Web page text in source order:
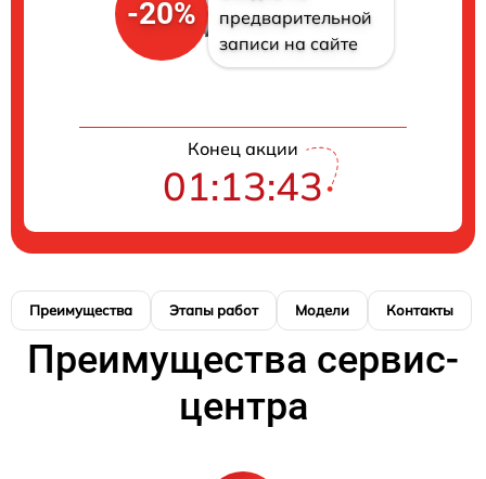
-20%
предварительной
записи на сайте
Конец акции
01:13:41
Преимущества Этапы работ Модели Контакты
Преимущества сервис-
центра